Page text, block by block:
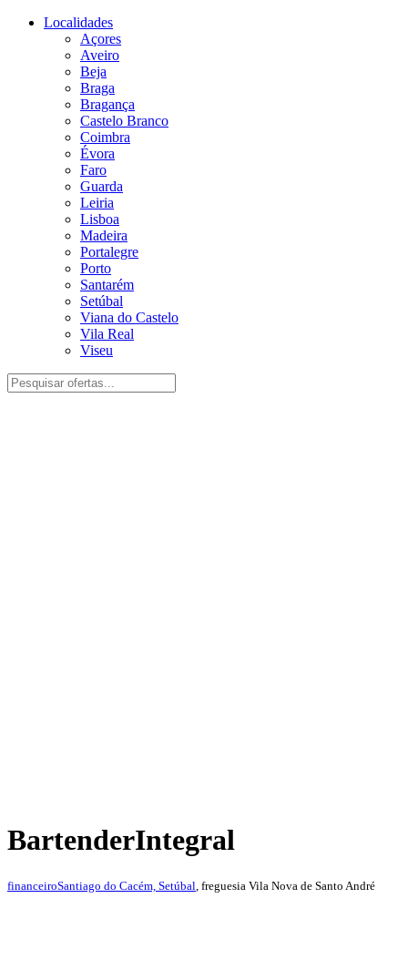
Localidades
Açores
Aveiro
Beja
Braga
Bragança
Castelo Branco
Coimbra
Évora
Faro
Guarda
Leiria
Lisboa
Madeira
Portalegre
Porto
Santarém
Setúbal
Viana do Castelo
Vila Real
Viseu
BartenderIntegral
financeiroSantiago do Cacém, Setúbal , freguesia Vila Nova de Santo André